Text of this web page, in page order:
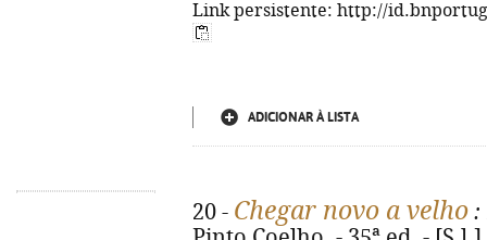
Link persistente: http://
ADICIONAR À LISTA
20 - Chegar novo a velho :